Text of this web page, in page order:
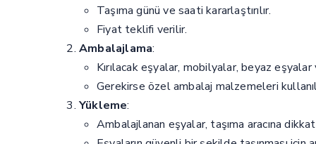
Taşıma günü ve saati kararlaştırılır.
Fiyat teklifi verilir.
Ambalajlama:
Kırılacak eşyalar, mobilyalar, beyaz
Gerekirse özel ambalaj malzemeleri
Yükleme:
Ambalajlanan eşyalar, taşıma aracına